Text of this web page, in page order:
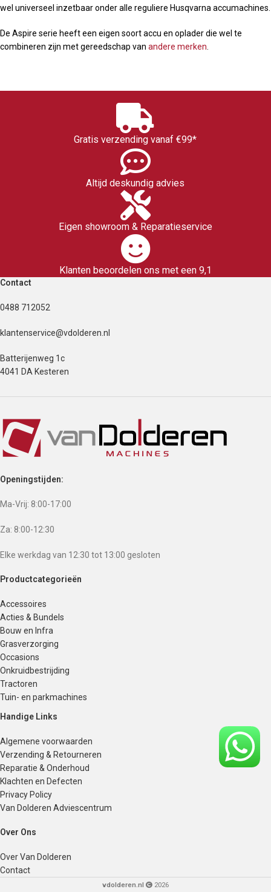
wel universeel inzetbaar onder alle reguliere Husqvarna accumachines.
De Aspire serie heeft een eigen soort accu en oplader die wel te
combineren zijn met gereedschap van andere merken
Gratis verzending vanaf €99*
Altijd deskundig advies
Eigen showroom & Reparatieservice
Klanten beoordelen ons met een 9,1
Contact
0488 712052
klantenservice@vdolderen.nl
Batterijenweg 1c
4041 DA Kesteren
Openingstijden:
Ma-Vrij: 8:00-17:00
Za: 8:00-12:30
Elke werkdag van 12:30 tot 13:00 gesloten
Productcategorieën
Accessoires
Acties & Bundels
Bouw en Infra
Grasverzorging
Occasions
Onkruidbestrijding
Tractoren
Tuin- en parkmachines
Handige Links
Algemene voorwaarden
Verzending & Retourneren
Reparatie & Onderhoud
Klachten en Defecten
Privacy Policy
Van Dolderen Adviescentrum
Over Ons
Over Van Dolderen
Contact
vdolderen.nl 2026